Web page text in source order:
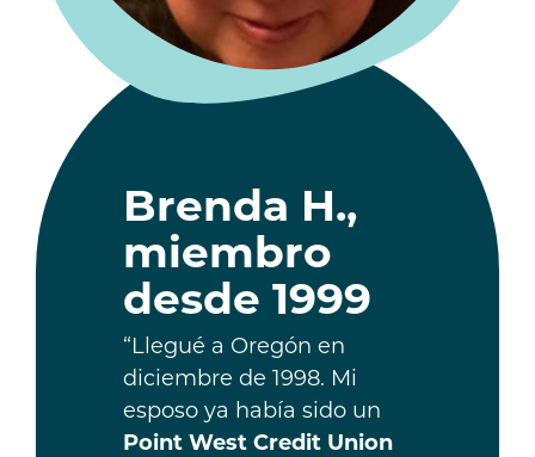
Brenda H.,
miembro
desde 1999
“Llegué a Oregón en
diciembre de 1998. Mi
esposo ya había sido un
Point West Credit Union